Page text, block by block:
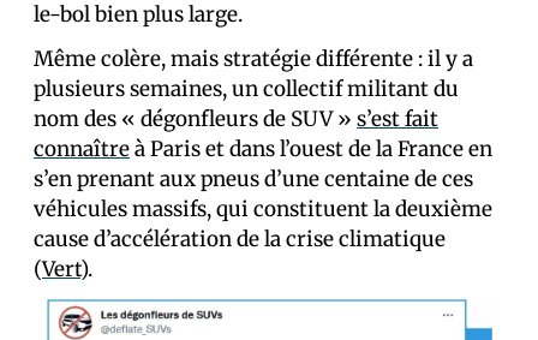
le-bol bien plus large.
Même colère, mais stratégie différente : il y a
plusieurs semaines, un collectif militant du
nom des « dégonfleurs de SUV » s’est fait
connaîtreà Paris et dans l’ouest de la France en
s’en prenant aux pneus d’une centaine de ces
véhicules massifs, qui constituent la deuxième
cause d’accélération de la crise climatique
(Vert).